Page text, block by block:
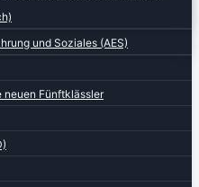
und Soziales (AES)
neuen Fünftklässler